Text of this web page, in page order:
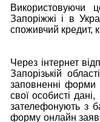
Використовуючи
Запоріжжі і в
споживчий кредит,
Через інтернет
Запорізькій
заповненні форми
свої особисті
зателефонують з
форму онлайн